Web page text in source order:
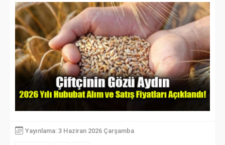
Yayınlama: 3 Haziran 2026 Çarşamba